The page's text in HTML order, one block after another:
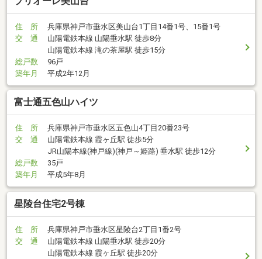
住 所
兵庫県神戸市垂水区美山台1丁目14番1号、15番1号
交 通
山陽電鉄本線 山陽垂水駅 徒歩8分
山陽電鉄本線 滝の茶屋駅 徒歩15分
総戸数
96戸
築年月
平成2年12月
富士通五色山ハイツ
住 所
兵庫県神戸市垂水区五色山4丁目20番23号
交 通
山陽電鉄本線 霞ヶ丘駅 徒歩5分
JR山陽本線(神戸線)(神戸～姫路) 垂水駅 徒歩12分
総戸数
35戸
築年月
平成5年8月
星陵台住宅2号棟
住 所
兵庫県神戸市垂水区星陵台2丁目1番2号
交 通
山陽電鉄本線 山陽垂水駅 徒歩20分
山陽電鉄本線 霞ヶ丘駅 徒歩20分